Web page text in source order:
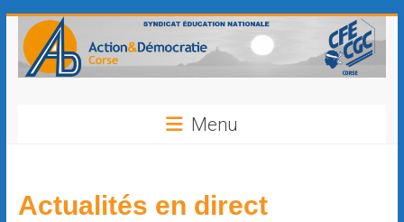
contenu
principal
Menu
Actualités en direct